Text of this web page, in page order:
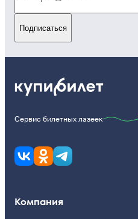
Подписаться
Сервис билетных лазеек
Компания